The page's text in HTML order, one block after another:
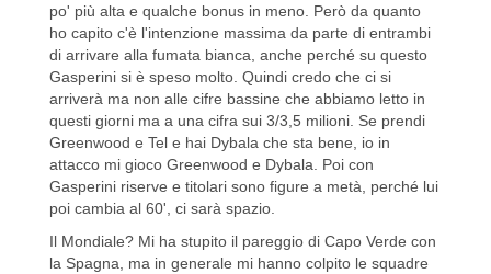
po' più alta e qualche bonus in meno. Però da quanto
ho capito c'è l'intenzione massima da parte di entrambi
di arrivare alla fumata bianca, anche perché su questo
Gasperini si è speso molto. Quindi credo che ci si
arriverà ma non alle cifre bassine che abbiamo letto in
questi giorni ma a una cifra sui 3/3,5 milioni. Se prendi
Greenwood e Tel e hai Dybala che sta bene, io in
attacco mi gioco Greenwood e Dybala. Poi con
Gasperini riserve e titolari sono figure a metà, perché lui
poi cambia al 60', ci sarà spazio.
Il Mondiale? Mi ha stupito il pareggio di Capo Verde con
la Spagna, ma in generale mi hanno colpito le squadre